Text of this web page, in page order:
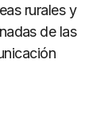
rurales y
de las